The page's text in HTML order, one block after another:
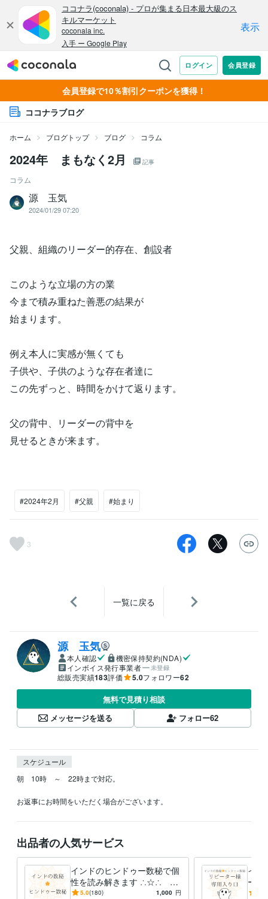
会員登録で10％割引クーポンを獲得！
ココナラブログ
ホーム ブログトップ ブログ コラム
2024年 まもなく2月 記事
コラム
源 玉気
2024/01/29 07:20
父親、組織のリーダー的存在、創設者
このような立場の方の業
今まで積み重ねた善悪の結果が
始まります。
例え本人に実感が無くても
子供や、子供のような存在者達に
この先ずっと、時間をかけて返ります。
父の背中、リーダーの背中を
見せるときが来ます。
#2024年2月 #父親 #始まり
3
一覧に戻る
源 玉気
本人確認
機密保持契約(NDA)
インボイス発行事業者
未登録
総販売実績183評価 5.0フォロワー62
無料で見積り相談
メッセージを送る
フォロー62
スケジュール
朝　10時　～　22時まで対応。
お返事にお時間をいただく場合がございます。
出品者の人気サービス
インドのヒンドゥー数秘で個
性を読み解きます ∴☆∴ 人
は２つの星を持つ ∴☆∴
5.0(180) 1,000 円
イン
ータ
※※